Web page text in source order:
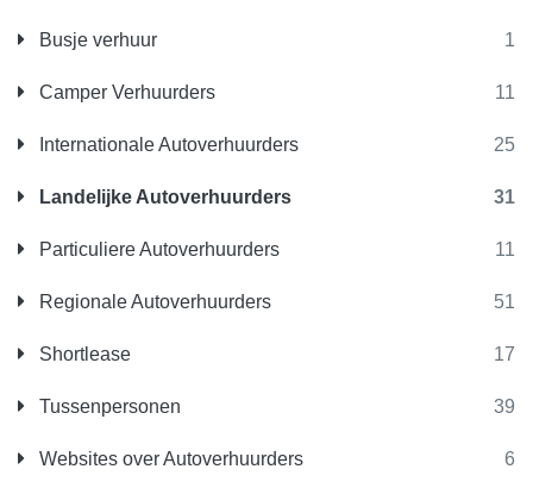
Busje verhuur 1
Camper Verhuurders 11
Internationale Autoverhuurders 25
Landelijke Autoverhuurders 31
Particuliere Autoverhuurders 11
Regionale Autoverhuurders 51
Shortlease 17
Tussenpersonen 39
Websites over Autoverhuurders 6